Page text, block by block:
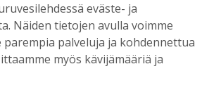
voimassa edellisten 14
sisältö
eväste- ja
Näiden tietojen avulla voimme
palveluja ja kohdennettua
myös kävijämääriä ja